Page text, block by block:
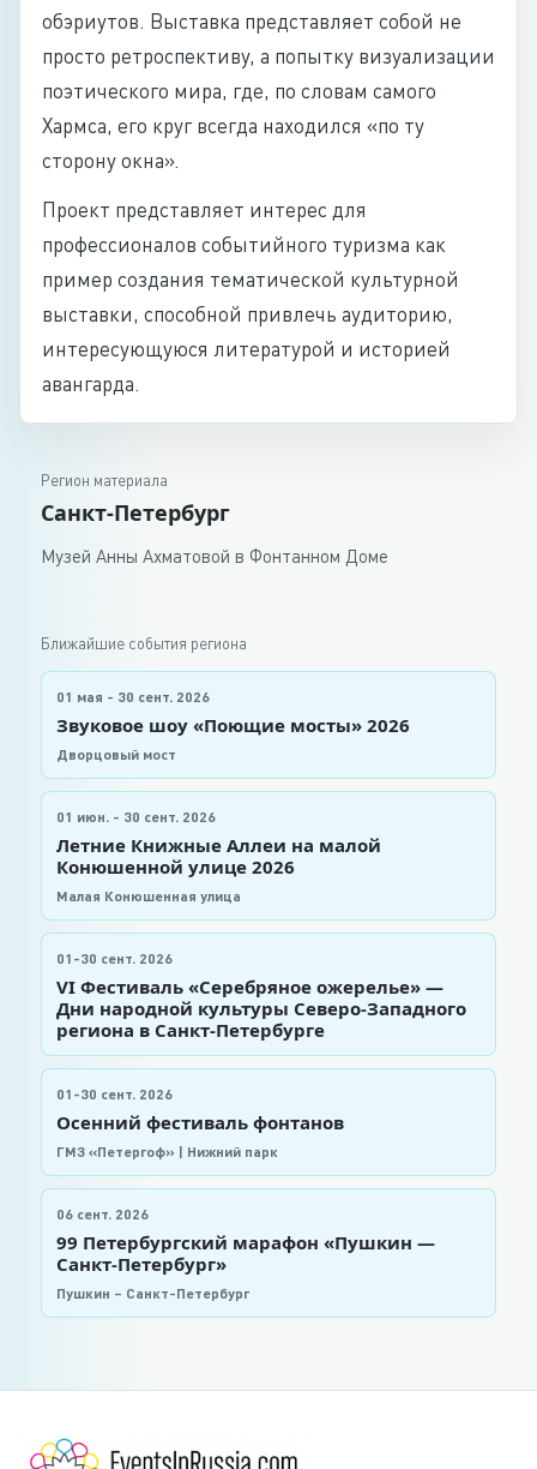
обэриутов. Выставка представляет собой не
просто ретроспективу, а попытку визуализации
поэтического мира, где, по словам самого
Хармса, его круг всегда находился «по ту
сторону окна».
Проект представляет интерес для
профессионалов событийного туризма как
пример создания тематической культурной
выставки, способной привлечь аудиторию,
интересующуюся литературой и историей
авангарда.
Регион материала
Санкт-Петербург
Музей Анны Ахматовой в Фонтанном Доме
Ближайшие события региона
01 мая - 30 сент. 2026
Звуковое шоу «Поющие мосты» 2026
Дворцовый мост
01 июн. - 30 сент. 2026
Летние Книжные Аллеи на малой
Конюшенной улице 2026
Малая Конюшенная улица
01-30 сент. 2026
VI Фестиваль «Серебряное ожерелье» —
Дни народной культуры Северо-Западного
региона в Санкт-Петербурге
01-30 сент. 2026
Осенний фестиваль фонтанов
ГМЗ «Петергоф» | Нижний парк
06 сент. 2026
99 Петербургский марафон «Пушкин —
Санкт-Петербург»
Пушкин – Санкт-Петербург